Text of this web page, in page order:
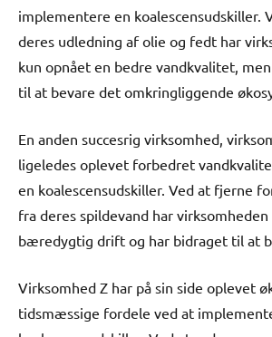
implementere en koalescensudskiller.
deres udledning af olie og fedt har
kun opnået en bedre vandkvalitet,
til at bevare det omkringliggende
En anden succesrig virksomhed,
ligeledes oplevet forbedret
en koalescensudskiller. Ved at fjerne
fra deres spildevand har
bæredygtig drift og har bidraget til at
Virksomhed Z har på sin side oplevet
tidsmæssige fordele ved at